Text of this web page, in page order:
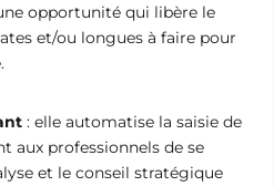
opportunité qui libère le
et/ou longues à faire pour
: elle automatise la saisie de
aux professionnels de se
et le conseil stratégique